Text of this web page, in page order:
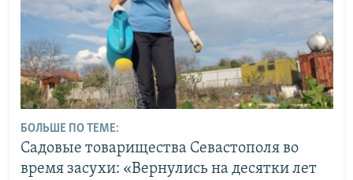
БОЛЬШЕ ПО ТЕМЕ:
Садовые товарищества Севастополя во
время засухи: «Вернулись на десятки лет